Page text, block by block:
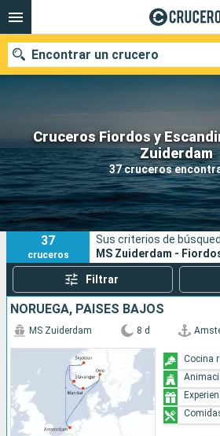
Cruceros Fiordos y
Zuiderdam
37 cruceros
Encontrar un crucero
Nuestros destinos
Fecha de salida
Puertos
37
cruceros
Sus criterios de
MS Zuiderdam -
Filtrar
NORUEGA, PAISES BAJOS
MS Zuiderdam 8 d
Cocina